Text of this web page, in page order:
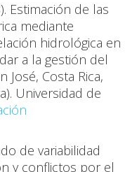
Estimación de las
mediante
hidrológica en
a la gestión del
José, Costa Rica,
Universidad de
de variabilidad
y conflictos por el